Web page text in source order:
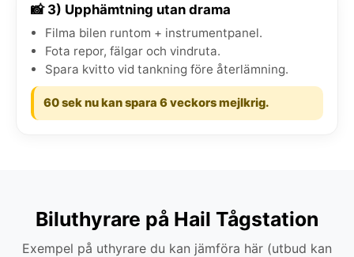
📸 3) Upphämtning utan drama
Filma bilen runtom + instrumentpanel.
Fota repor, fälgar och vindruta.
Spara kvitto vid tankning före återlämning.
60 sek nu kan spara 6 veckors mejlkrig.
Biluthyrare på Hail Tågstation
Exempel på uthyrare du kan jämföra här (utbud kan